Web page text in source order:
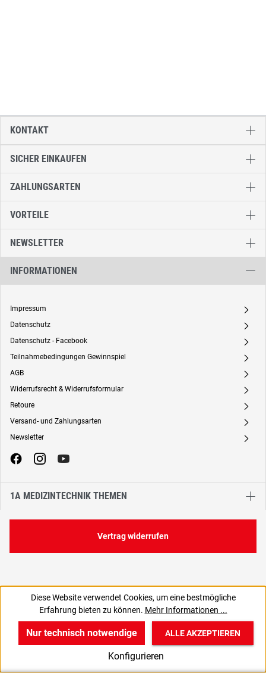
6,90 € 7,90 €
SICHER EINKAUFEN
ZAHLUNGSARTEN
VORTEILE
NEWSLETTER
INFORMATIONEN
Impressum A
Datenschutz A
Datenschutz - Facebook A
Teilnahmebedingungen Gewinnspiel A
AGB A
Widerrufsrecht & Widerrufsformular A
Retoure A
Versand- und Zahlungsarten A
Newsletter A
1A MEDIZINTECHNIK THEMEN
KONTAKT
Vertrag widerrufen
Diese Website verwendet Cookies, um eine bestmögliche
Erfahrung bieten zu können. Mehr Informationen ...
Nur technisch notwendige
Konfigurieren
ALLE AKZEPTIEREN
v
Produkte
B